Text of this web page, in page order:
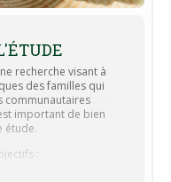
recherche visant à
des familles qui
communautaires
important de bien
étude.
: